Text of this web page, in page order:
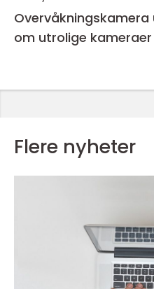
om utrolige kameraer
Flere nyheter